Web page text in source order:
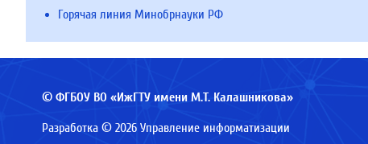
Горячая линия Минобрнауки РФ
© ФГБОУ ВО «ИжГТУ имени М.Т. Калашникова»
Разработка © 2026 Управление информатизации